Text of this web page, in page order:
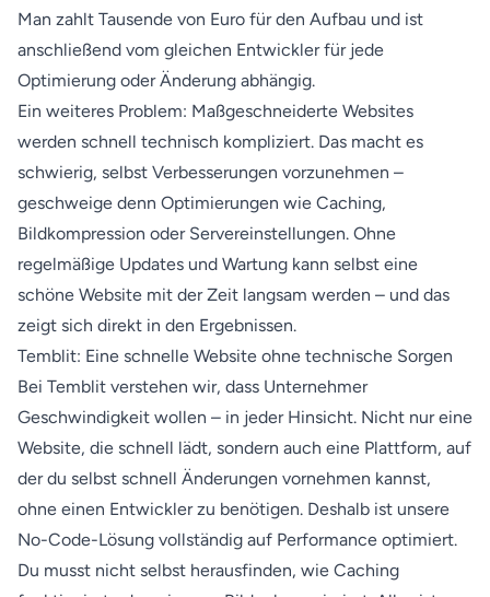
Man zahlt Tausende von Euro für den Aufbau und ist
anschließend vom gleichen Entwickler für jede
Optimierung oder Änderung abhängig.
Ein weiteres Problem: Maßgeschneiderte Websites
werden schnell technisch kompliziert. Das macht es
schwierig, selbst Verbesserungen vorzunehmen –
geschweige denn Optimierungen wie Caching,
Bildkompression oder Servereinstellungen. Ohne
regelmäßige Updates und Wartung kann selbst eine
schöne Website mit der Zeit langsam werden – und das
zeigt sich direkt in den Ergebnissen.
Temblit: Eine schnelle Website ohne technische Sorgen
Bei Temblit verstehen wir, dass Unternehmer
Geschwindigkeit wollen – in jeder Hinsicht. Nicht nur eine
Website, die schnell lädt, sondern auch eine Plattform, auf
der du selbst schnell Änderungen vornehmen kannst,
ohne einen Entwickler zu benötigen. Deshalb ist unsere
No-Code-Lösung vollständig auf Performance optimiert.
Du musst nicht selbst herausfinden, wie Caching